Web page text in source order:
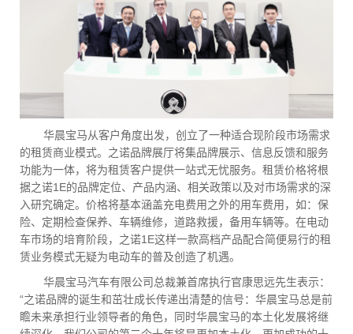
华晨宝马从客户角度出发，创立了一种适合现阶段市场需求
的租赁商业模式。之诺品牌展厅将集品牌展示、信息反馈和服务
功能为一体，将为租赁客户提供一站式无忧服务。租赁价格将根
据之诺1E的品牌定位、产品内涵、相关政策以及对市场需求的深
入研究确定。价格将基本涵盖充电费用之外的用车费用，如：保
险、定期检查保养、车辆维修，道路救援，备用车辆等。在电动
车市场的培育阶段，之诺1E这样一款高档产品配合简便易行的租
赁业务模式无疑为电动车的普及创造了机遇。
华晨宝马汽车有限公司总裁兼首席执行官康思远先生表示：
“之诺品牌的诞生和茁壮成长传递出清楚的信号：华晨宝马总是前
瞻未来承担行业领导者的角色，同时华晨宝马的本土化发展将继